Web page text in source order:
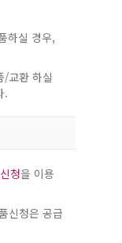
하실 경우,
/교환 하실
.
청을 이용
신청은 공급